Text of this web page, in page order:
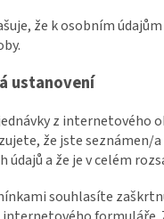
že k osobním
ustanovení
z internetového
že jste seznámen/
údajů a že je v celém
souhlasíte